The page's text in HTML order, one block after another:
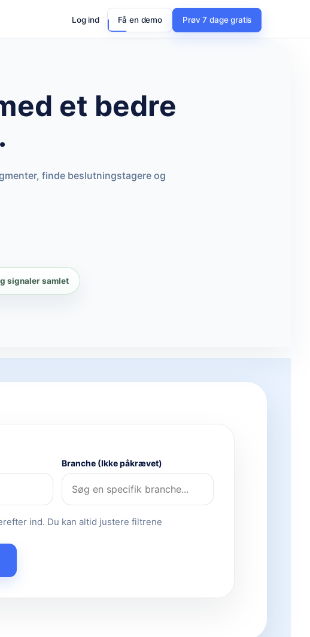
Log ind Få en demo Prøv 7 dage gratis
et bedre
finde beslutningstagere og
signaler samlet
Branche (Ikke påkrævet)
ind. Du kan altid justere filtrene